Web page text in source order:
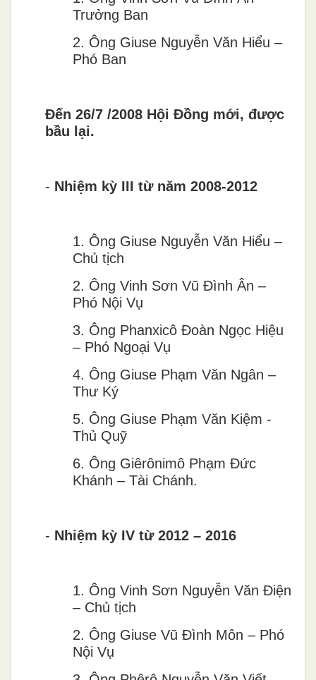
Trưởng Ban
2. Ông Giuse Nguyễn Văn Hiểu –
Phó Ban
Đến 26/7 /2008 Hội Đồng mới, được
bầu lại.
- Nhiệm kỳ III từ năm 2008-2012
1. Ông Giuse Nguyễn Văn Hiểu –
Chủ tịch
2. Ông Vinh Sơn Vũ Đình Ân –
Phó Nội Vụ
3. Ông Phanxicô Đoàn Ngọc Hiệu
– Phó Ngoại Vụ
4. Ông Giuse Phạm Văn Ngân –
Thư Ký
5. Ông Giuse Phạm Văn Kiệm -
Thủ Quỹ
6. Ông Giêrônimô Phạm Đức
Khánh – Tài Chánh.
- Nhiệm kỳ IV từ 2012 – 2016
1. Ông Vinh Sơn Nguyễn Văn Điện
– Chủ tịch
2. Ông Giuse Vũ Đình Môn – Phó
Nội Vụ